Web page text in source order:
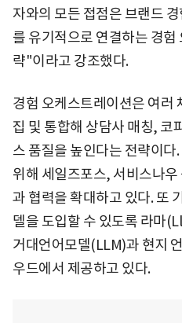
자와의 모든 접점은 브랜드
를 유기적으로 연결하는 경
략"이라고 강조했다.
경험 오케스트레이션은 여러
집 및 통합해 상담사 매칭, 코
스 품질을 높인다는 전략이
위해 세일즈포스, 서비스나
과 협력을 확대하고 있다. 또
델을 도입할 수 있도록 라마
거대언어모델(LLM)과 현지
우드에서 제공하고 있다.